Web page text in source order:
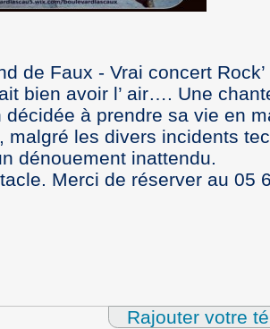
de Faux - Vrai concert
bien avoir l’ air…. Une
à prendre sa vie en
malgré les divers incidents
dénouement inattendu.
Merci de réserver au 05
Rajouter votre